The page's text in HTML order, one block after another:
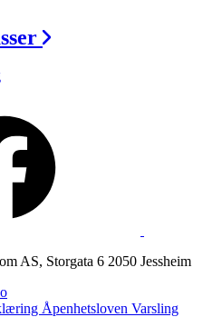
AS, Storgata 6 2050 Jessheim
Åpenhetsloven Varsling